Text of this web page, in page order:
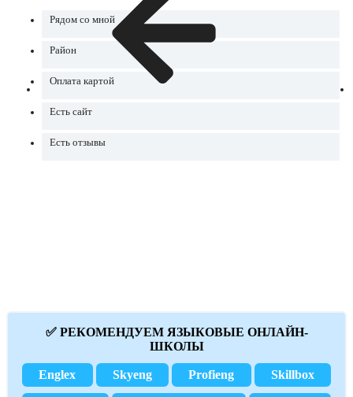
Рядом со мной
Район
Оплата картой
Есть сайт
Есть отзывы
✅ РЕКОМЕНДУЕМ ЯЗЫКОВЫЕ ОНЛАЙН-
ШКОЛЫ
Englex Skyeng Profieng Skillbox